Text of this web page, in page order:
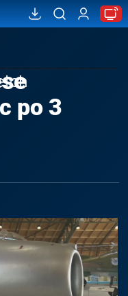
po 3